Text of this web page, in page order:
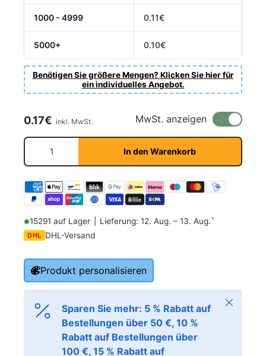
1000 - 4999 0.11€
5000+ 0.10€
Benötigen Sie größere Mengen? Klicken Sie hier für
ein individuelles Angebot.
Normaler Preis
0.17€ inkl. MwSt. MwSt. anzeigen
Anzahl
In den Warenkorb
15291 auf Lager Lieferung: 12. Aug. – 13. Aug.*
DHL DHL-Versand
Produkt personalisieren
Sparen Sie mehr: 5 % Rabatt auf
Bestellungen über 50 €, 10 %
Rabatt auf Bestellungen über
100 €, 15 % Rabatt auf
Schließen